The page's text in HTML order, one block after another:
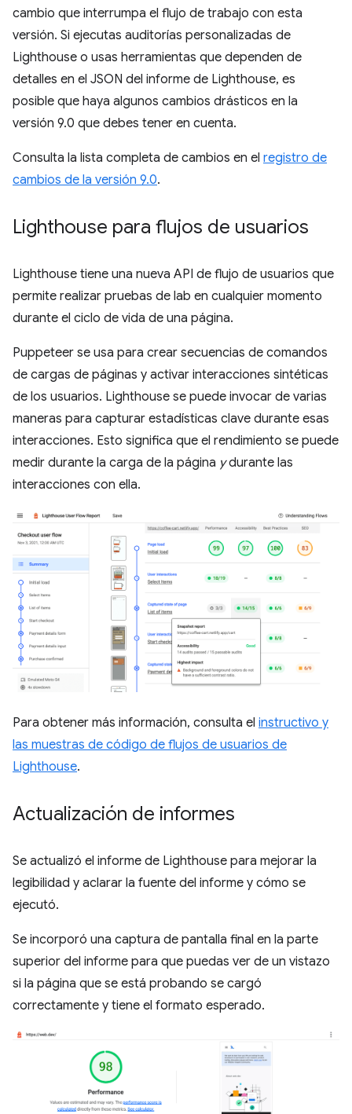
cambio que interrumpa el flujo de trabajo con esta
versión. Si ejecutas auditorías personalizadas de
Lighthouse o usas herramientas que dependen de
detalles en el JSON del informe de Lighthouse, es
posible que haya algunos cambios drásticos en la
versión 9.0 que debes tener en cuenta.
Consulta la lista completa de cambios en el registro de
cambios de la versión 9.0.
Lighthouse para flujos de usuarios
Lighthouse tiene una nueva API de flujo de usuarios que
permite realizar pruebas de lab en cualquier momento
durante el ciclo de vida de una página.
Puppeteer se usa para crear secuencias de comandos
de cargas de páginas y activar interacciones sintéticas
de los usuarios. Lighthouse se puede invocar de varias
maneras para capturar estadísticas clave durante esas
interacciones. Esto significa que el rendimiento se puede
medir durante la carga de la página ydurante las
interacciones con ella.
Para obtener más información, consulta el instructivo y
las muestras de código de flujos de usuarios de
Lighthouse.
Actualización de informes
Se actualizó el informe de Lighthouse para mejorar la
legibilidad y aclarar la fuente del informe y cómo se
ejecutó.
Se incorporó una captura de pantalla final en la parte
superior del informe para que puedas ver de un vistazo
si la página que se está probando se cargó
correctamente y tiene el formato esperado.